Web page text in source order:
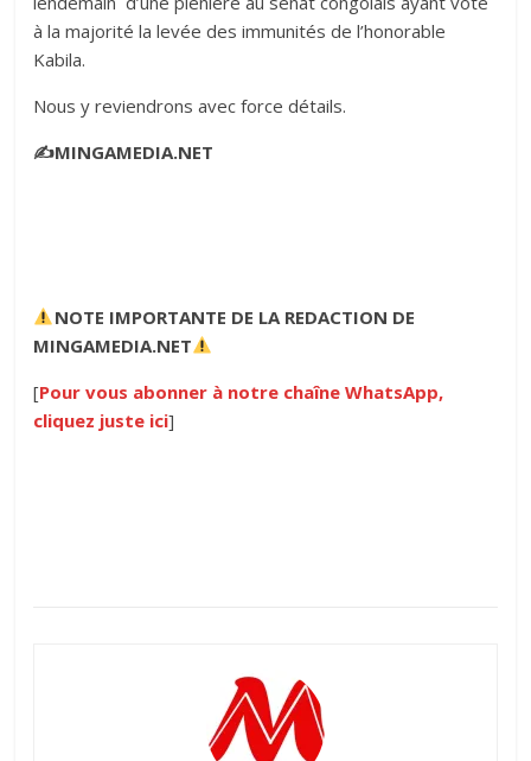
à la majorité la levée des immunités de l’honorable
Kabila.
Nous y reviendrons avec force détails.
✍️MINGAMEDIA.NET
NOTE IMPORTANTE DE LA REDACTION DE
MINGAMEDIA.NET
[Pour vous abonner à notre chaîne WhatsApp,
cliquez juste ici]